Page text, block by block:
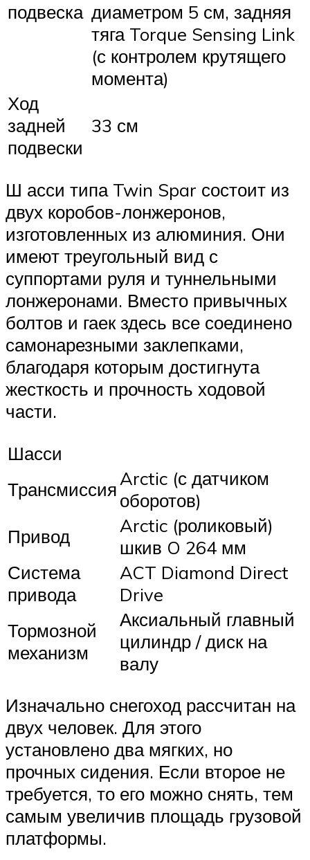
подвеска диаметром 5 см, задняя
тяга Torque Sensing Link
(с контролем крутящего
момента)
Ход
задней
подвески
33 см
Ш асси типа Twin Spar состоит из
двух коробов-лонжеронов,
изготовленных из алюминия. Они
имеют треугольный вид с
суппортами руля и туннельными
лонжеронами. Вместо привычных
болтов и гаек здесь все соединено
самонарезными заклепками,
благодаря которым достигнута
жесткость и прочность ходовой
части.
Шасси
ТрансмиссияArctic (с датчиком
оборотов)
Привод
Arctic (роликовый)
шкив O 264 мм
Система
привода
ACT Diamond Direct
Drive
Тормозной
механизм
Аксиальный главный
цилиндр / диск на
валу
Изначально снегоход рассчитан на
двух человек. Для этого
установлено два мягких, но
прочных сидения. Если второе не
требуется, то его можно снять, тем
самым увеличив площадь грузовой
платформы.